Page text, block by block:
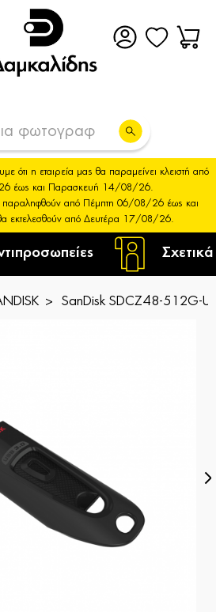
ότι η εταιρεία μας θα παραμείνει κλειστή από
έως και Παρασκευή 14/08/26.
παραληφθούν από Πέμπτη 06/08/26 έως και
εκτελεσθούν από Δευτέρα 17/08/26.
SanDisk SDCZ48-512G-